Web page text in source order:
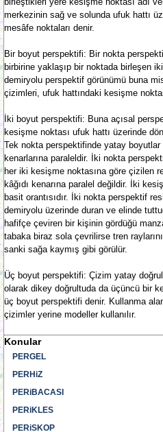
merkezinin sağ ve solunda ufuk hattı
mesâfe noktaları denir.
Bir boyut perspektifi: Bir nokta
birbirine yaklaşıp bir noktada birleşen
demiryolu perspektif görünümü buna
çizimleri, ufuk hattındaki kesişme
İki boyut perspektifi: Buna açısal
kesişme noktası ufuk hattı üzerinde
Tek nokta perspektifinde yatay boyutlar
kenarlarına paraleldir. İki nokta
her iki kesişme noktasına göre çizilen
kâğıdı kenarına paralel değildir. İki
basit orantısıdır. İki nokta perspektif
demiryolu üzerinde duran ve elinde
hafifçe çeviren bir kişinin gördüğü
tabaka biraz sola çevrilirse tren
sanki sağa kaymış gibi görülür.
Üç boyut perspektifi: Çizim yatay
olarak dikey doğrultuda da üçüncü bir
üç boyut perspektifi denir. Kullanma
çizimler yerine modeller kullanılır.
Konular
PERGEL
PERHiZ
PERiBACASI
PERiKLES
PERiSKOP